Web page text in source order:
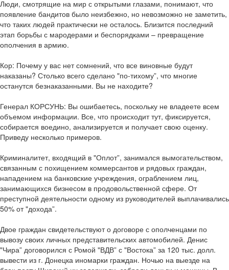
Люди, смотрящие на мир с открытыми глазами, понимают, что
появление бандитов было неизбежно, но невозможно не заметить,
что таких людей практически не осталось. Близится последний
этап борьбы с мародерами и беспорядками – превращение
ополчения в армию.
Кор: Почему у вас нет сомнений, что все виновные будут
наказаны? Столько всего сделано "по-тихому”, что многие
останутся безнаказанными. Вы не находите?
Генерал КОРСУНЬ: Вы ошибаетесь, поскольку не владеете всем
объемом информации. Все, что происходит тут, фиксируется,
собирается воедино, анализируется и получает свою оценку.
Приведу несколько примеров.
Криминалитет, входящий в "Оплот”, занимался вымогательством,
связанным с похищением коммерсантов и рядовых граждан,
нападением на банковские учреждения, ограблением лиц,
занимающихся бизнесом в продовольственной сфере. От
преступной деятельности одному из руководителей выплачивались
50% от "дохода”.
Двое граждан свидетельствуют о договоре с ополченцами по
вывозу своих личных представительских автомобилей. Денис
"Чира” договорился с Ромой "ВДВ” с "Востока” за 120 тыс. долл.
вывести из г. Донецка иномарки граждан. Ночью на выезде на